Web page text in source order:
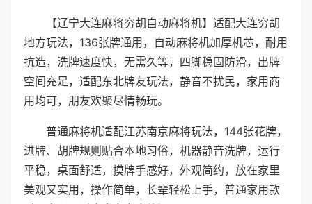
【辽宁大连麻将穷胡自动麻将机】适配大连穷胡
地方玩法，136张牌通用，自动麻将机加厚机芯，耐用
抗造，洗牌速度快，无需久等，四脚稳固防滑，出牌
空间充足，适配东北牌友玩法，静音不扰民，家用商
用均可，朋友欢聚尽情畅玩。
普通麻将机适配江苏南京麻将玩法，144张花牌，
进牌、胡牌规则贴合本地习俗，机器静音洗牌，运行
平稳，桌面舒适，摸牌手感好，外观简约，放在家里
美观又实用，操作简单，长辈轻松上手，普通家用款